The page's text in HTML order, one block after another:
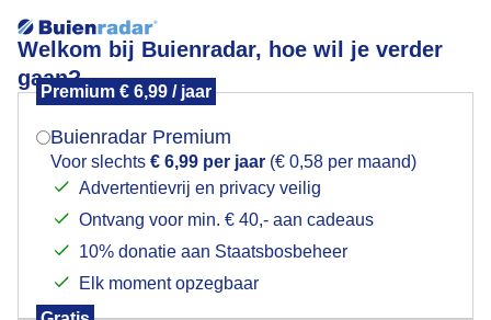
Welkom bij Buienradar, hoe wil je verder
gaan?
Premium € 6,99 / jaar
Buienradar Premium
Voor slechts € 6,99 per jaar (€ 0,58 per maand)
Advertentievrij en privacy veilig
Ontvang voor min. € 40,- aan cadeaus
10% donatie aan Staatsbosbeheer
Elk moment opzegbaar
Een Pauw langs de weg
Mogen we je locatie gebruiken voor het
Indien je hier nog geen akkoord op hebt gegeven,
verschijnt er zo een pop-up uit je browser waarin